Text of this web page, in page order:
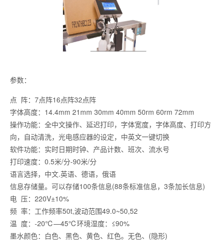
参数：
点 阵：7点阵16点阵32点阵
字体高度：14.4mm 21mm 30mm 40mm 50rm 60rm 72mm
操作功能：全中文操作、延迟打印，字体宽度，字体高度、打印方
向，自动清洗，光电感应器的设定，中英文一键切换
软件功能：实时日期时钟、产品计数、班次、流水号
打印速度：0.5米/分-90米/分
语言选择，中文.英语、德语，俄语
信息存储量。可以存储100条信息(88条标准信息，3条加长信息)
电 压：220V±10%
频 率：工作频率50t,波动范围49.0~50,52
温 度：-20℃—45℃环境湿度：≤90%
墨水颜色：白色、黑色、黄色、红色。无色、(隐形)